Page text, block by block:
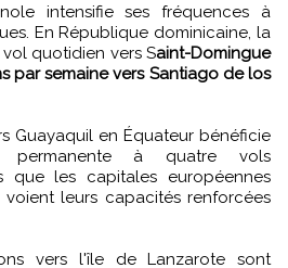
intensifie ses fréquences à
En République dominicaine, la
quotidien vers Saint-Domingue
par semaine vers Santiago de los
Guayaquil en Équateur bénéficie
permanente à quatre vols
que les capitales européennes
leurs capacités renforcées
vers l'île de Lanzarote sont